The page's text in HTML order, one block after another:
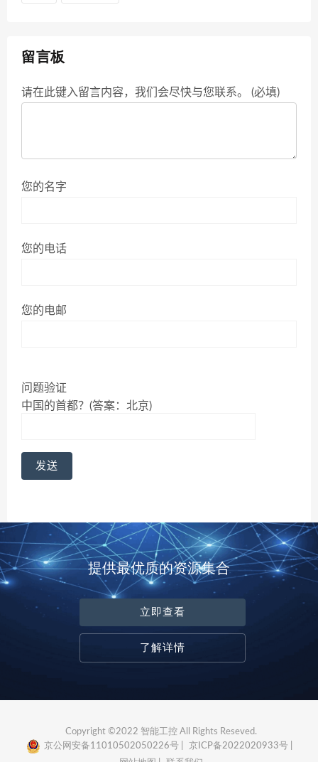
留言板
请在此键入留言内容，我们会尽快与您联系。 (必填)
您的名字
您的电话
您的电邮
问题验证
中国的首都？(答案：北京)
提供最优质的资源集合
立即查看
了解详情
Copyright ©2022 智能工控 All Rights Reseved.
京公网安备11010502050226号 |
京ICP备2022020933号 |